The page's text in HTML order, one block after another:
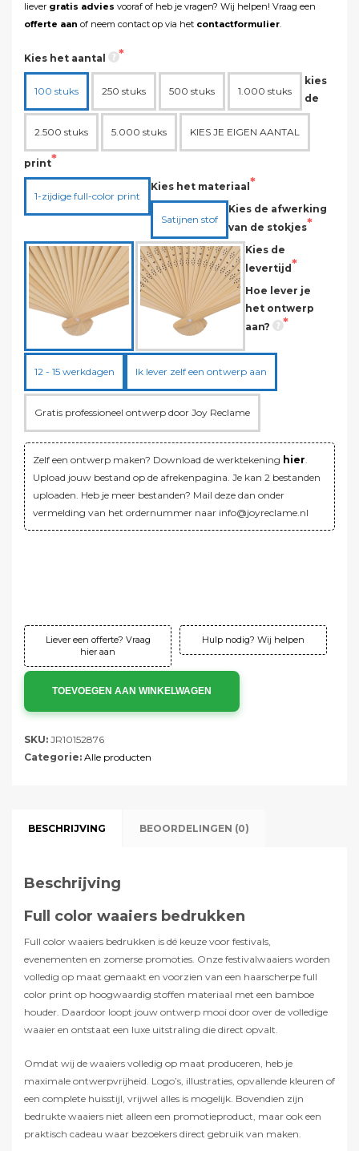
liever gratis advies vooraf of heb je vragen? Wij helpen! Vraag een
offerte aan of neem contact op via het contactformulier.
Kies het aantal
100 stuks 250 stuks 500 stuks 1.000 stuks
2.500 stuks 5.000 stuks KIES JE EIGEN AANTAL
kies
de
print
1-zijdige full-color print
Kies het materiaal
Satijnen stof
Kies de afwerking
van de stokjes
Kies de
levertijd
12 - 15 werkdagen
Hoe lever je
het ontwerp
aan?
Ik lever zelf een ontwerp aan
Gratis professioneel ontwerp door Joy Reclame
Zelf een ontwerp maken? Download de werktekening hier.
Upload jouw bestand op de afrekenpagina. Je kan 2 bestanden
uploaden. Heb je meer bestanden? Mail deze dan onder
vermelding van het ordernummer naar info@joyreclame.nl
Liever een offerte? Vraag
hier aan
Hulp nodig? Wij helpen
TOEVOEGEN AAN WINKELWAGEN
SKU: JR10152876
Categorie: Alle producten
BESCHRIJVING BEOORDELINGEN (0)
Beschrijving
Full color waaiers bedrukken
Full color waaiers bedrukken is dé keuze voor festivals,
evenementen en zomerse promoties. Onze festivalwaaiers worden
volledig op maat gemaakt en voorzien van een haarscherpe full
color print op hoogwaardig stoffen materiaal met een bamboe
houder. Daardoor loopt jouw ontwerp mooi door over de volledige
waaier en ontstaat een luxe uitstraling die direct opvalt.
Omdat wij de waaiers volledig op maat produceren, heb je
maximale ontwerpvrijheid. Logo’s, illustraties, opvallende kleuren of
een complete huisstijl, vrijwel alles is mogelijk. Bovendien zijn
bedrukte waaiers niet alleen een promotieproduct, maar ook een
praktisch cadeau waar bezoekers direct gebruik van maken.